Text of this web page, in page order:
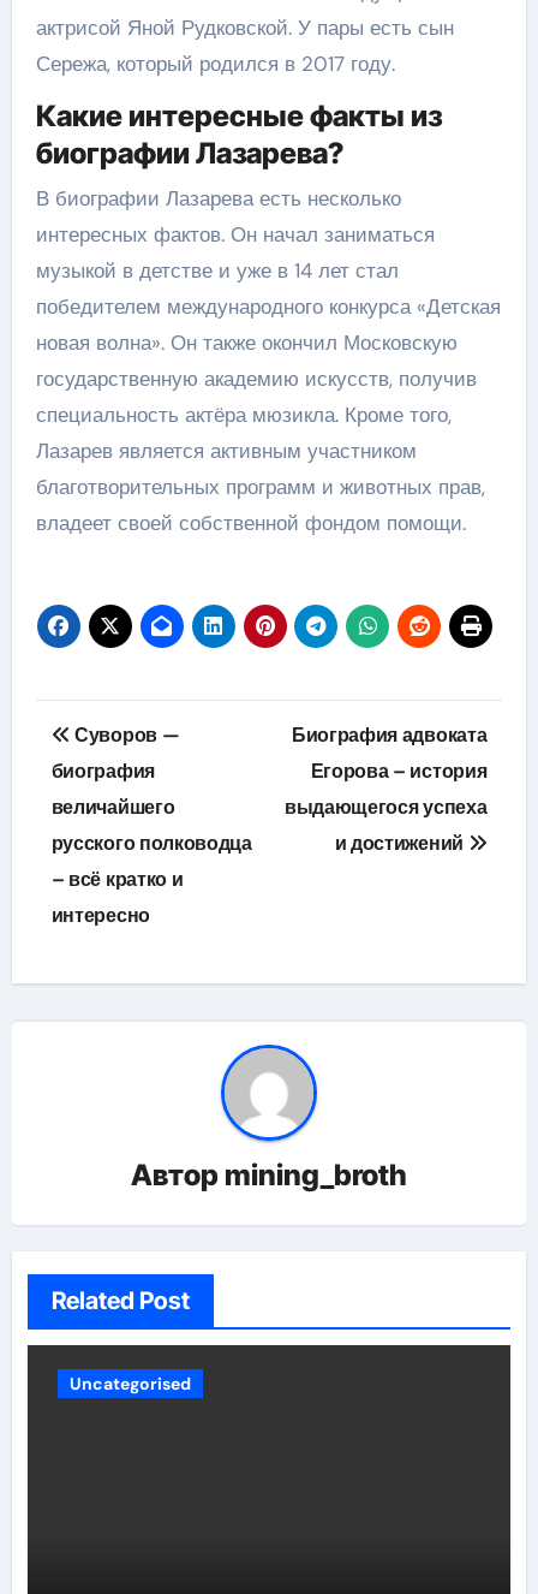
актрисой Яной Рудковской. У пары есть сын
Сережа, который родился в 2017 году.
Какие интересные факты из
биографии Лазарева?
В биографии Лазарева есть несколько
интересных фактов. Он начал заниматься
музыкой в детстве и уже в 14 лет стал
победителем международного конкурса «Детская
новая волна». Он также окончил Московскую
государственную академию искусств, получив
специальность актёра мюзикла. Кроме того,
Лазарев является активным участником
благотворительных программ и животных прав,
владеет своей собственной фондом помощи.
Навигация
по
записям
Суворов —
биография
величайшего
русского полководца
– всё кратко и
интересно
Биография адвоката
Егорова – история
выдающегося успеха
и достижений
Автор mining_broth
Related Post
Uncategorised